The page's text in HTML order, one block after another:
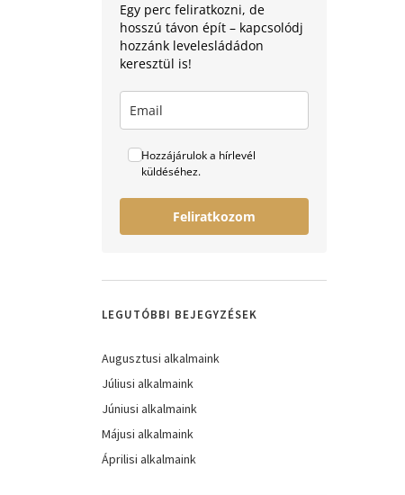
Egy perc feliratkozni, de
hosszú távon épít – kapcsolódj
hozzánk levelesládádon
keresztül is!
Hozzájárulok a hírlevél
küldéséhez.
Feliratkozom
LEGUTÓBBI BEJEGYZÉSEK
Augusztusi alkalmaink
Júliusi alkalmaink
Júniusi alkalmaink
Májusi alkalmaink
Áprilisi alkalmaink